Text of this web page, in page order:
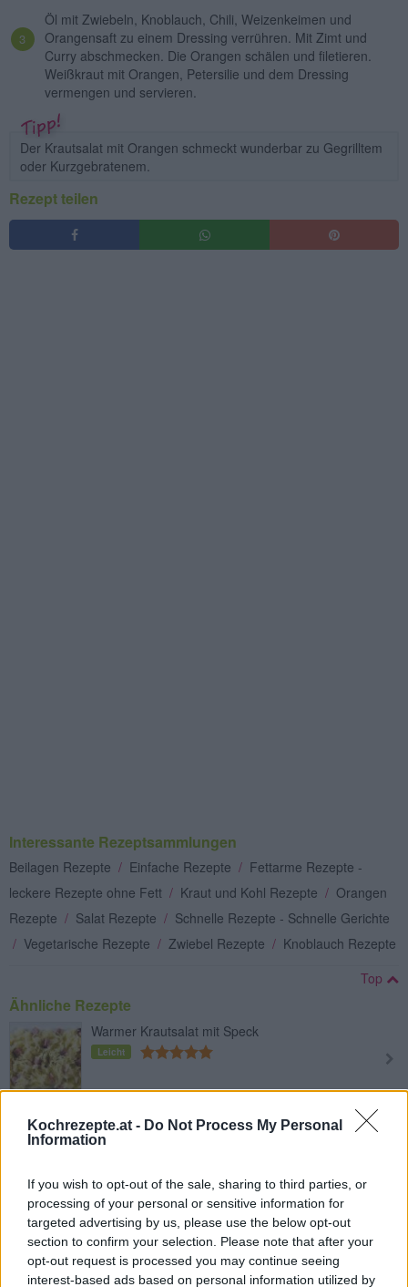
Kochrezepte.at - Do Not Process My Personal
Information
If you wish to opt-out of the sale, sharing to third parties, or
processing of your personal or sensitive information for
targeted advertising by us, please use the below opt-out
section to confirm your selection. Please note that after your
opt-out request is processed you may continue seeing
interest-based ads based on personal information utilized by
Öl mit Zwiebeln, Knoblauch, Chili, Weizenkeimen und
Orangensaft zu einem Dressing verrühren. Mit Zimt und
Curry abschmecken. Die Orangen schälen und filetieren.
Weißkraut mit Orangen, Petersilie und dem Dressing
vermengen und servieren.
Der Krautsalat mit Orangen schmeckt wunderbar zu Gegrilltem
oder Kurzgebratenem.
Rezept teilen
Interessante Rezeptsammlungen
Beilagen Rezepte / Einfache Rezepte / Fettarme Rezepte -
leckere Rezepte ohne Fett / Kraut und Kohl Rezepte / Orangen
Rezepte / Salat Rezepte / Schnelle Rezepte - Schnelle Gerichte
/ Vegetarische Rezepte / Zwiebel Rezepte / Knoblauch Rezepte
Top
Ähnliche Rezepte
Warmer Krautsalat mit Speck
Leicht
Käse
Wirsing mit Fleischklößchen
Leicht
Krautwickel